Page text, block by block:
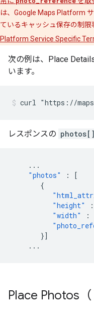
は、Google Maps Platform
ているキャッシュ保存の制限
Platform Service Specific
次の例は、Place
います。
curl "https://
レスポンスの photos[]
...
"photos"
:
[
{
"height"
:
"width"
:
}]
...
Place Photos